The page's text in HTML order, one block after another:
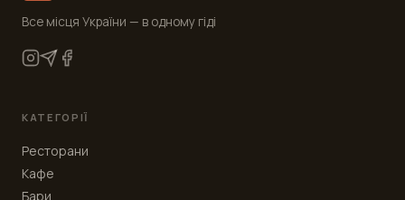
Все місця України — в одному гіді
КАТЕГОРІЇ
Ресторани
Кафе
Бари